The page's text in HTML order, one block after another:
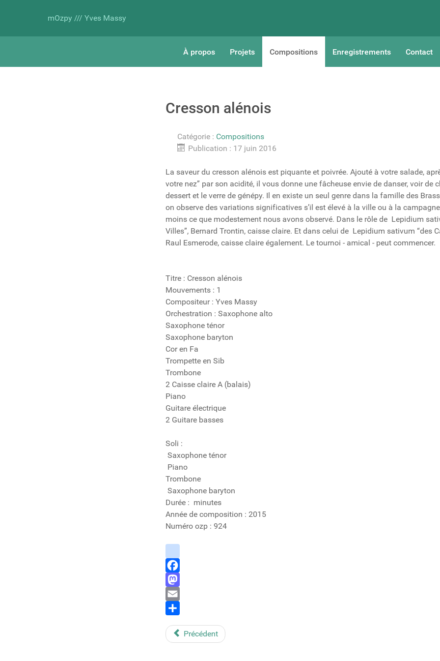
mOzpy /// Yves Massy
À propos Projets Compositions Enregistrements Contact
Cresson alénois
Catégorie : Compositions
Publication : 17 juin 2016
La saveur du cresson alénois est piquante et poivrée. Ajouté à votre salade,
votre nez” par son acidité, il vous donne une fâcheuse envie de danser, voir de
dessert et le verre de génépy. Il en existe un seul genre dans la famille des
on observe des variations significatives s’il est élevé à la ville ou à la
moins ce que modestement nous avons observé. Dans le rôle de Lepidium
Villes”, Bernard Trontin, caisse claire. Et dans celui de Lepidium sativum “des
Raul Esmerode, caisse claire également. Le tournoi - amical - peut commencer.
Titre : Cresson alénois
Mouvements : 1
Compositeur : Yves Massy
Orchestration : Saxophone alto
Saxophone ténor
Saxophone baryton
Cor en Fa
Trompette en Sib
Trombone
2 Caisse claire A (balais)
Piano
Guitare électrique
2 Guitare basses
Soli :
Saxophone ténor
Piano
Trombone
Saxophone baryton
Durée : minutes
Année de composition : 2015
Numéro ozp : 924
instagram
Facebook
Mastodon
Email
Précédent